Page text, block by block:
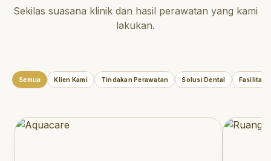
Sekilas suasana klinik dan hasil perawatan yang kami
lakukan.
Semua Klien Kami Tindakan Perawatan Solusi Dental Fasilitas